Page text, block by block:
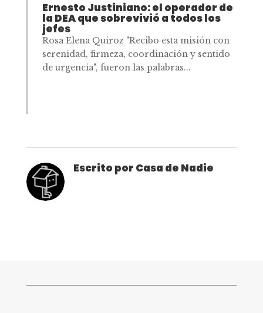
Ernesto Justiniano: el operador de
la DEA que sobrevivió a todos los
jefes
Rosa Elena Quiroz "Recibo esta misión con
serenidad, firmeza, coordinación y sentido
de urgencia", fueron las palabras...
Escrito por Casa de Nadie